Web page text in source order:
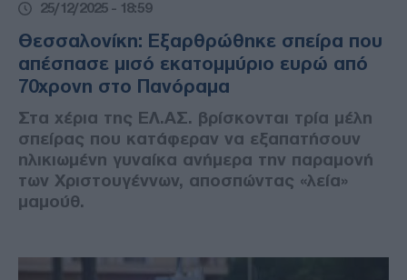
25/12/2025 - 18:59
Θεσσαλονίκη: Εξαρθρώθηκε σπείρα που
απέσπασε μισό εκατομμύριο ευρώ από
70χρονη στο Πανόραμα
Στα χέρια της ΕΛ.ΑΣ. βρίσκονται τρία μέλη
σπείρας που κατάφεραν να εξαπατήσουν
ηλικιωμένη γυναίκα ανήμερα την παραμονή
των Χριστουγέννων, αποσπώντας «λεία»
μαμούθ.